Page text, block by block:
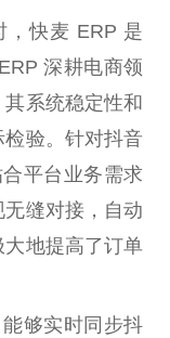
，快麦 ERP 是
深耕电商领
其系统稳定性和
验。针对抖音
平台 业务需求
无缝对接，自动
地提高了订单
够实时同步抖